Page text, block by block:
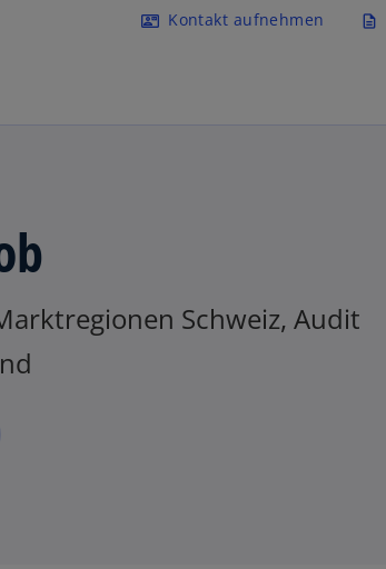
Navigation überspringen
contact_mail Kontakt aufnehmen description
Schweiz, Audit